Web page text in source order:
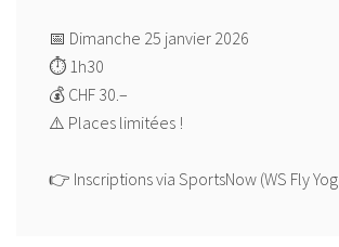
📅 Dimanche 25 janvier 2026
⏱️ 1h30
💰 CHF 30.–
⚠️ Places limitées !